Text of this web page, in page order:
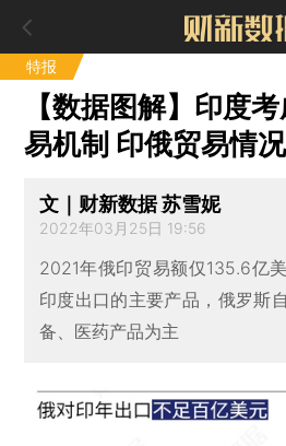
特报
【数据图解】印度
易机制 印俄贸易情
文｜财新数据 苏雪妮
2022年03月25日 19:56
2021年俄印贸易额仅135.6亿
印度出口的主要产品，俄罗斯
备、医药产品为主